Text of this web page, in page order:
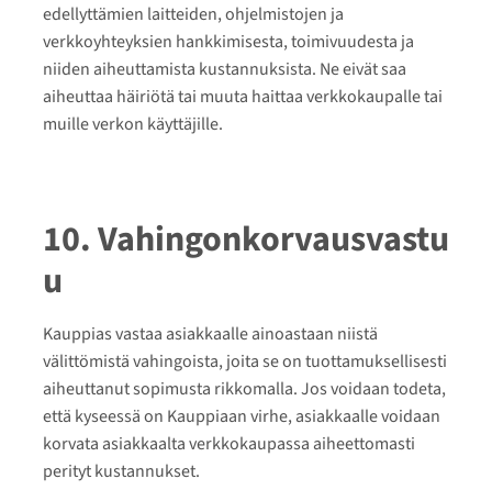
edellyttämien laitteiden, ohjelmistojen ja
verkkoyhteyksien hankkimisesta, toimivuudesta ja
niiden aiheuttamista kustannuksista. Ne eivät saa
aiheuttaa häiriötä tai muuta haittaa verkkokaupalle tai
muille verkon käyttäjille.
10. Vahingonkorvausvastu
u
Kauppias vastaa asiakkaalle ainoastaan niistä
välittömistä vahingoista, joita se on tuottamuksellisesti
aiheuttanut sopimusta rikkomalla. Jos voidaan todeta,
että kyseessä on Kauppiaan virhe, asiakkaalle voidaan
korvata asiakkaalta verkkokaupassa aiheettomasti
perityt kustannukset.